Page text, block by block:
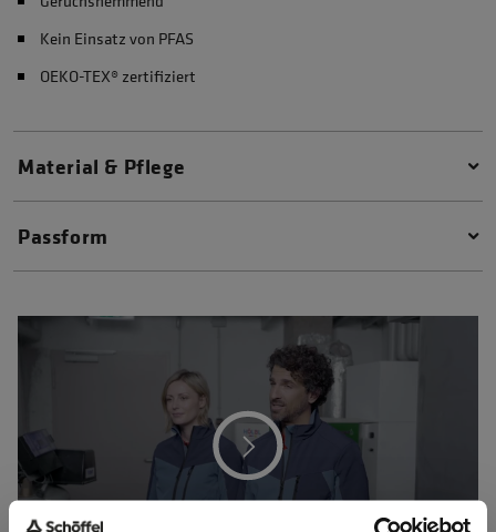
Kein Einsatz von PFAS
OEKO-TEX® zertifiziert
Material & Pflege
Passform